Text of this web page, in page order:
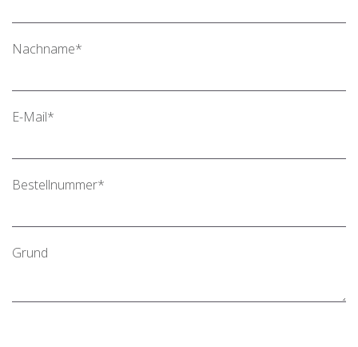
Nachname*
E-Mail*
Bestellnummer*
Grund